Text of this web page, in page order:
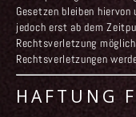
Gesetzen bleiben
jedoch erst ab dem
Rechtsverletzung
Rechtsverletzungen
HAFTUNG